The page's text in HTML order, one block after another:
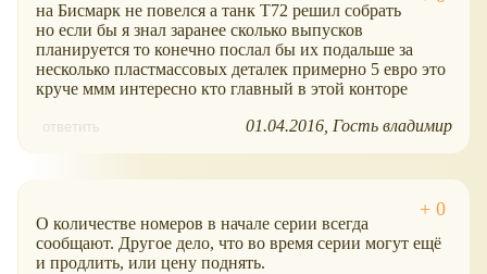
на Бисмарк не повелся а танк Т72 решил собрать
но если бы я знал заранее сколько выпусков
планируется то конечно послал бы их подальше за
несколько пластмассовых деталек примерно 5 евро это
круче ммм интересно кто главный в этой конторе
ответить 01.04.2016 Гость владимир
О количестве номеров в начале серии всегда
сообщают. Другое дело, что во время серии могут ещё
и продлить, или цену поднять.